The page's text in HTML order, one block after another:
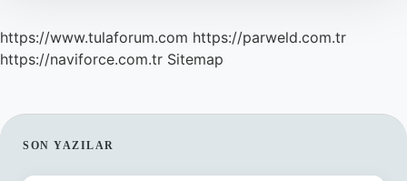
https://www.tulaforum.com https://parweld.com.tr
https://naviforce.com.tr Sitemap
SIDEBAR
SON YAZILAR